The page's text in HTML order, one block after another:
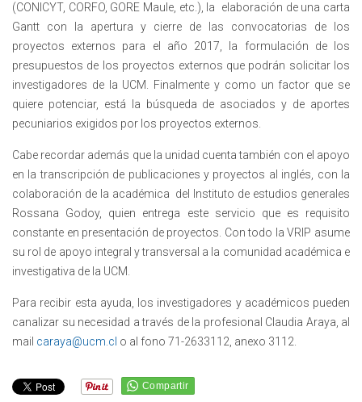
(CONICYT, CORFO, GORE Maule, etc.), la elaboración de una carta
Gantt con la apertura y cierre de las convocatorias de los
proyectos externos para el año 2017, la formulación de los
presupuestos de los proyectos externos que podrán solicitar los
investigadores de la UCM. Finalmente y como un factor que se
quiere potenciar, está la búsqueda de asociados y de aportes
pecuniarios exigidos por los proyectos externos.
Cabe recordar además que la unidad cuenta también con el apoyo
en la transcripción de publicaciones y proyectos al inglés, con la
colaboración de la académica del Instituto de estudios generales
Rossana Godoy, quien entrega este servicio que es requisito
constante en presentación de proyectos. Con todo la VRIP asume
su rol de apoyo integral y transversal a la comunidad académica e
investigativa de la UCM.
Para recibir esta ayuda, los investigadores y académicos pueden
canalizar su necesidad a través de la profesional Claudia Araya, al
mail caraya@ucm.cl o al fono 71-2633112, anexo 3112.